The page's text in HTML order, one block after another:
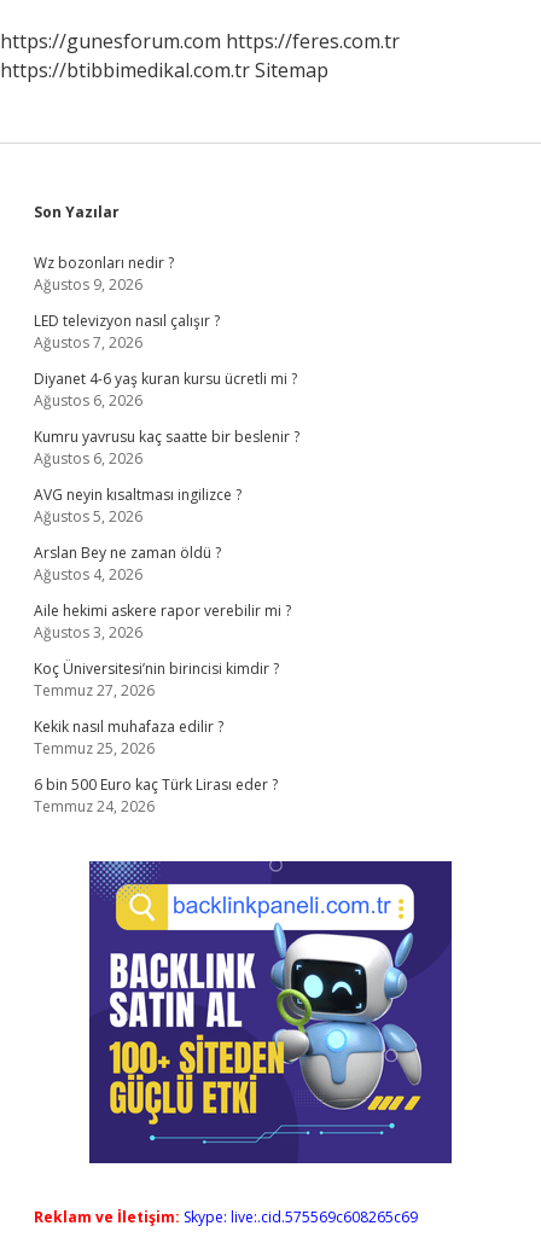
https://gunesforum.com https://feres.com.tr
https://btibbimedikal.com.trSitemap
Sidebar
Son Yazılar
Wz bozonları nedir ?
Ağustos 9, 2026
LED televizyon nasıl çalışır ?
Ağustos 7, 2026
Diyanet 4-6 yaş kuran kursu ücretli mi ?
Ağustos 6, 2026
Kumru yavrusu kaç saatte bir beslenir ?
Ağustos 6, 2026
AVG neyin kısaltması ingilizce ?
Ağustos 5, 2026
Arslan Bey ne zaman öldü ?
Ağustos 4, 2026
Aile hekimi askere rapor verebilir mi ?
Ağustos 3, 2026
Koç Üniversitesi’nin birincisi kimdir ?
Temmuz 27, 2026
Kekik nasıl muhafaza edilir ?
Temmuz 25, 2026
6 bin 500 Euro kaç Türk Lirası eder ?
Temmuz 24, 2026
Reklam ve İletişim: Skype: live:.cid.575569c608265c69